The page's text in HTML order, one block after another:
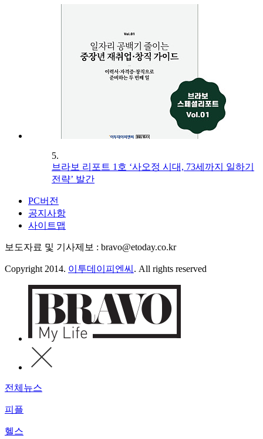
5.
브라보 리포트 1호 ‘사오정 시대, 73세까지 일하기
전략’ 발간
PC버전
공지사항
사이트맵
보도자료 및 기사제보 : bravo@etoday.co.kr
Copyright 2014. 이투데이피엔씨 . All rights reserved
전체뉴스
피플
헬스